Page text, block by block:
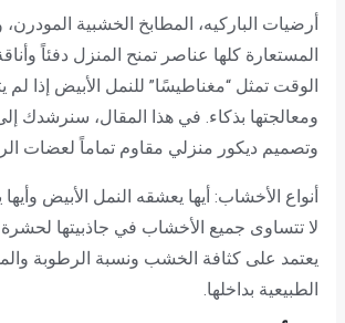
أرضيات الباركيه، المطابخ الخشبية
المستعارة كلها عناصر تمنح المنزل دفئاً
الوقت تمثل “مغناطيسًا” للنمل الأبيض إذا لم
ومعالجتها بذكاء. في هذا المقال، سنرشدك إلى
وتصميم ديكور منزلي مقاوم تماماً لعضات
أنواع الأخشاب: أيها يعشقه النمل الأبيض
لا تتساوى جميع الأخشاب في جاذبيتها لحشرة
يعتمد على كثافة الخشب ونسبة الرطوبة
الطبيعية بداخلها.